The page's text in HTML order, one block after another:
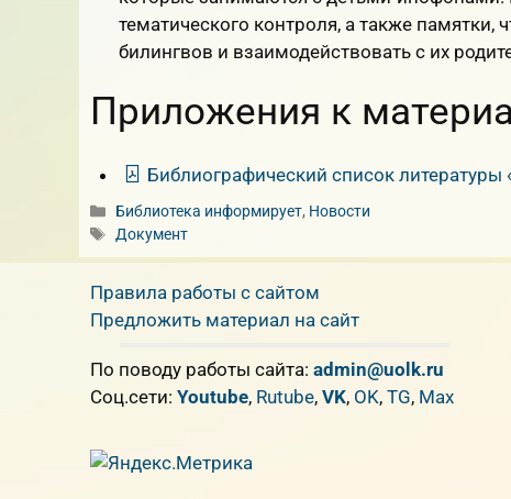
тематического контроля, а также
билингвов и взаимодействовать с их
Приложения к
Библиографический список
Рубрики
Библиотека информирует, Новости
Метки
Документ
Правила работы с сайтом
Предложить материал на сайт
По поводу работы сайта: admin@uolk.ru
Cоц.сети: Youtube, Rutube, VK, OK, TG, Max